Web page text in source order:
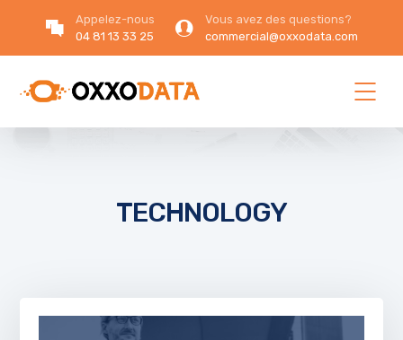
Appelez-nous
04 81 13 33 25
Vous avez des questions?
commercial@oxxodata.com
TECHNOLOGY